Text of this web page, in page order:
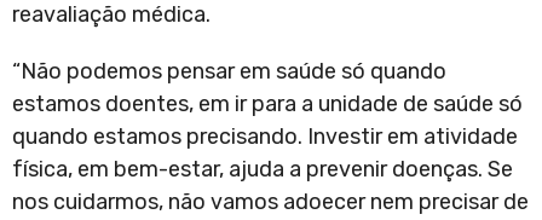
reavaliação médica.
“Não podemos pensar em saúde só quando
estamos doentes, em ir para a unidade de saúde só
quando estamos precisando. Investir em atividade
física, em bem-estar, ajuda a prevenir doenças. Se
nos cuidarmos, não vamos adoecer nem precisar de